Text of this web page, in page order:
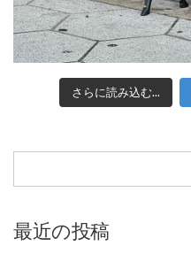
さらに読み込む...
最近の投稿